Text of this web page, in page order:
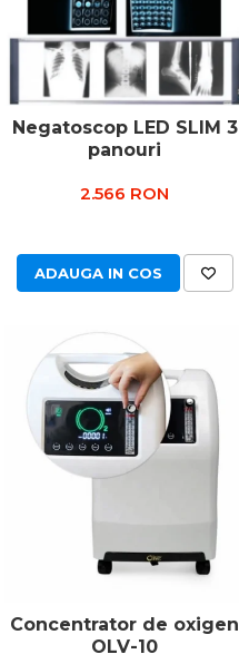
Negatoscop LED SLIM 3
panouri
2.566 RON
ADAUGA IN COS
Concentrator de oxigen
OLV-10